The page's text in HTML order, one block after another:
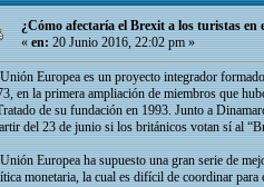
¿Cómo afectaría el Brexit a los turistas en
«en:20 Junio 2016, 22:02 pm »
Europea es un proyecto integrador
en la primera ampliación de miembros que
de su fundación en 1993. Junto a
del 23 de junio si los británicos votan sí al
Europea ha supuesto una gran serie de
monetaria, la cual es difícil de coordinar